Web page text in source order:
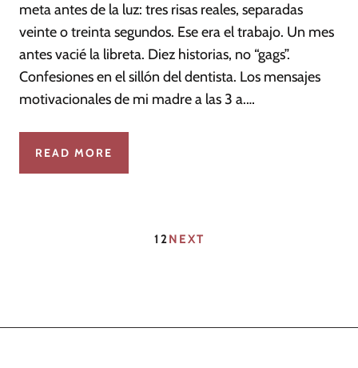
meta antes de la luz: tres risas reales, separadas
veinte o treinta segundos. Ese era el trabajo. Un mes
antes vacié la libreta. Diez historias, no “gags”.
Confesiones en el sillón del dentista. Los mensajes
motivacionales de mi madre a las 3 a.…
READ MORE
1 2NEXT